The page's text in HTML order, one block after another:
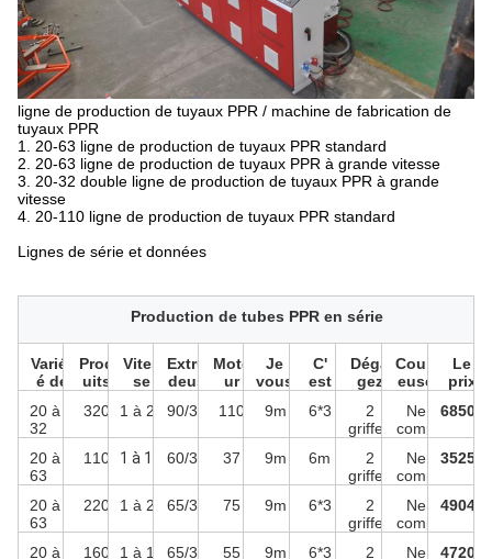
ligne de production de tuyaux PPR / machine de fabrication de
tuyaux PPR
1. 20-63 ligne de production de tuyaux PPR standard
2. 20-63 ligne de production de tuyaux PPR à grande vitesse
3. 20-32 double ligne de production de tuyaux PPR à grande
vitesse
4. 20-110 ligne de production de tuyaux PPR standard
Lignes de série et données
Production de tubes PPR en série
Variét
é de
s
Prod
uits
Vites
se
Extru
deus
Mote
ur
Je
vous
prie.
C'
est
!
Déga
gez
Coup
euse
Le
prix
20 à
32
320 1 à 20 90/34 110 9m 6*3
2
griffes
Ne
comp
pas
de
puces
68500
20 à
63
110 1 à 10 60/34 37 9m 6m
2
griffes
Ne
comp
pas
de
puces
35250
20 à
63
220 1 à 20 65/34 75 9m 6*3
2
griffes
Ne
comp
49040
20 à
160 1 à 10 65/34 55 9m 6*3
2
Ne
47200